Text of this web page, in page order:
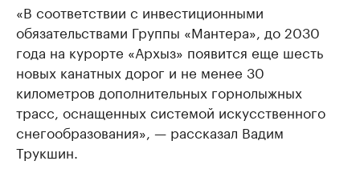
«В соответствии с инвестиционными
обязательствами Группы «Мантера», до 2030
года на курорте «Архыз» появится еще шесть
новых канатных дорог и не менее 30
километров дополнительных горнолыжных
трасс, оснащенных системой искусственного
снегообразования», — рассказал Вадим
Трукшин.